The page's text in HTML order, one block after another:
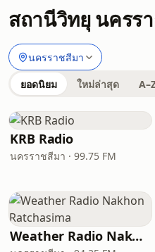
สถานีวิทยุ นครร
นครราชสีมา
ยอดนิยม ใหม่ล่าสุด
KRB Radio
นครราชสีมา · 99.75 FM
Weather Radio Nakhon Ratchasima